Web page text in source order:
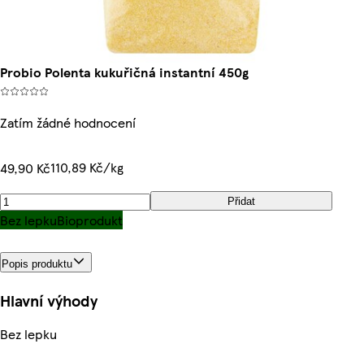
Probio Polenta kukuřičná instantní 450g
Zatím žádné hodnocení
49,90 Kč110,89 Kč/kg
Přidat
Bez lepkuBioprodukt
Popis produktu
Hlavní výhody
Bez lepku